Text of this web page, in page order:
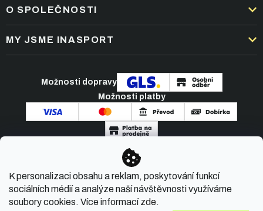
K personalizaci obsahu a reklam, poskytování funkcí
sociálních médií a analýze naší návštěvnosti využíváme
soubory cookies. Více informacízde.
DOPRAVA A PLATBA
OBCHODNÍ PODMÍNKY
REKLAMACE A VRÁCENÍ ZBOŽÍ
PODMÍNKY AKCÍ
O SPOLEČNOSTI
KARIÉRA
NEJČASTĚJŠÍ OTÁZKY
MY JSME INASPORT
ČLÁNKY A NOVINKY
KONTAKT
Možnosti dopravy
Možnosti platby
Copyright 2026INASPORT.CZ. Všechna práva
vyhrazena.